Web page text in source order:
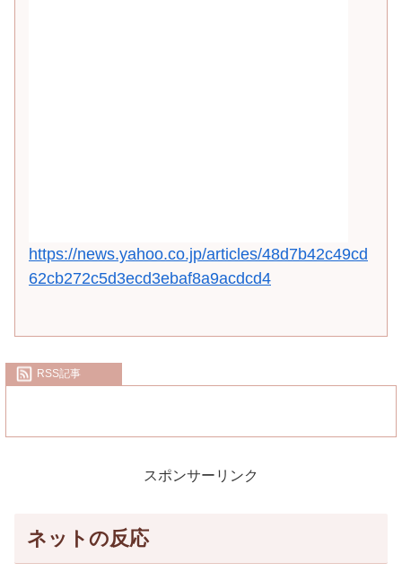
https://news.yahoo.co.jp/articles/48d7b42c49cd
62cb272c5d3ecd3ebaf8a9acdcd4
RSS記事
スポンサーリンク
ネットの反応